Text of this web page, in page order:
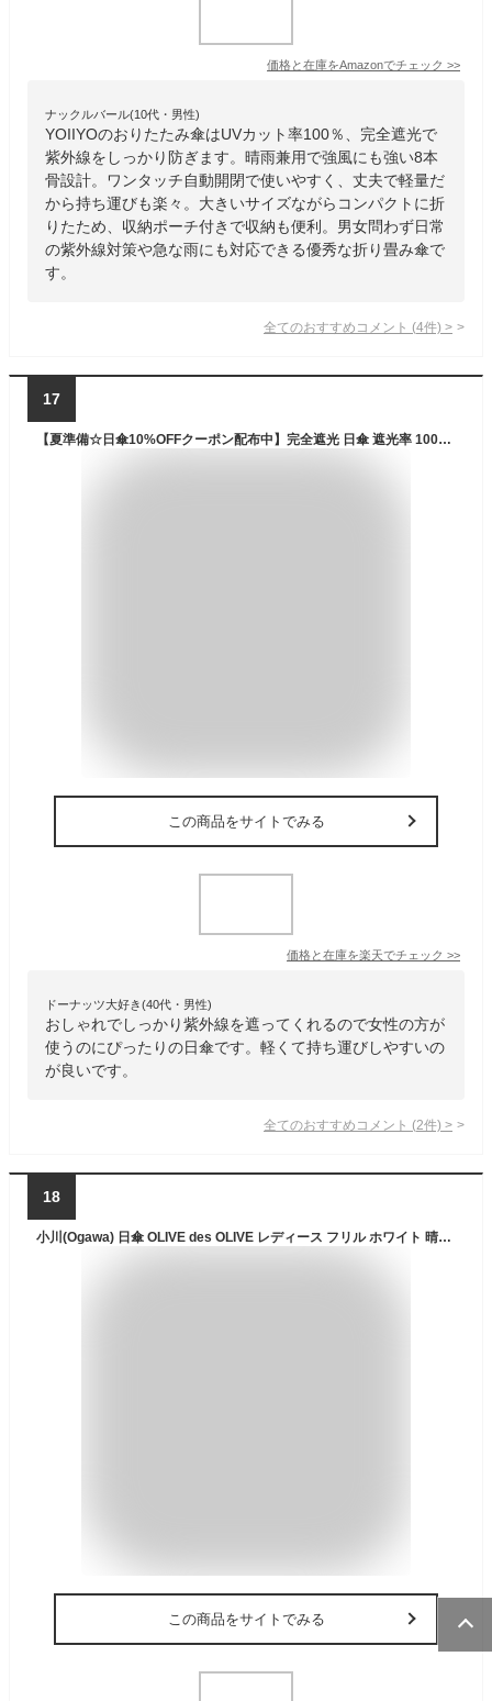
価格と在庫をAmazonでチェック >>
ナックルバール(10代・男性)
YOIIYOのおりたたみ傘はUVカット率100％、完全遮光で
紫外線をしっかり防ぎます。晴雨兼用で強風にも強い8本
骨設計。ワンタッチ自動開閉で使いやすく、丈夫で軽量だ
から持ち運びも楽々。大きいサイズながらコンパクトに折
りたため、収納ポーチ付きで収納も便利。男女問わず日常
の紫外線対策や急な雨にも対応できる優秀な折り畳み傘で
す。
全てのおすすめコメント (4件) >
17
【夏準備☆日傘10%OFFクーポン配布中】完全遮光 日傘 遮光率 100％ UV カット 遮熱 長傘 傘 晴雨兼用 レディース 女性 用 おしゃれ かわいい 可愛い シンプル 花 柄 大きめ 大きい 軽量 軽い 安い 耐風 ジャンプ 式 プレゼント ギフト " 送料無料 "
この商品をサイトでみる
価格と在庫を楽天でチェック >>
ドーナッツ大好き(40代・男性)
おしゃれでしっかり紫外線を遮ってくれるので女性の方が
使うのにぴったりの日傘です。軽くて持ち運びしやすいの
が良いです。
全てのおすすめコメント (2件) >
18
小川(Ogawa) 日傘 OLIVE des OLIVE レディース フリル ホワイト 晴雨兼用 完全遮光 UV99.9%カット 遮熱 70986
この商品をサイトでみる